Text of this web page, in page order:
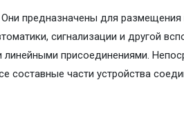
предназначены для
сигнализации и другой
присоединениями.
составные части устройства